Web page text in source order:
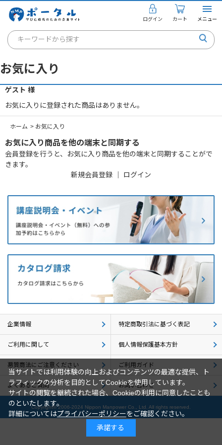
ログイン カート メニュー
キーワードから探す
通信講座
キャリアコンサルタント
書籍・教材
講座を探す
お知らせ
ご利用ガイド
個人のお客様
企業情報
採用情報
閉じる
お気に入り
ゲスト 様
お気に入りに登録された商品はありません。
ホーム > お気に入り
お気に入り商品を他の端末と同期する
会員登録を行うと、お気に入り商品を他の端末と同期することがで
きます。
新規会員登録
ログイン
企業情報 特定商取引法に基づく表記
ご利用に関して 個人情報保護基本方針
悪質商法にご注意ください ご利用ガイド
よくあるご質問 お問い合わせ
Copyright© 2006-2024 Nippon Manpower Co., Ltd. All rights reserved.
当サイトでは利用体験の向上およびコンテンツの最適な提供、ト
ラフィックの分析を目的としてCookieを使用しています。
サイトの閲覧を継続された場合、Cookieの利用に同意したことも
のといたします。
詳細についてはプライバシーポリシーをご確認ください。
承諾する